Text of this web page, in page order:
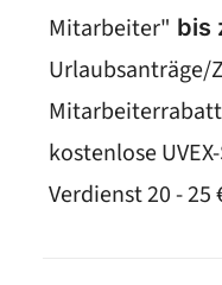
Mitarbeiter" bis
Urlaubsanträge/
kostenlose
Verdienst 20 -